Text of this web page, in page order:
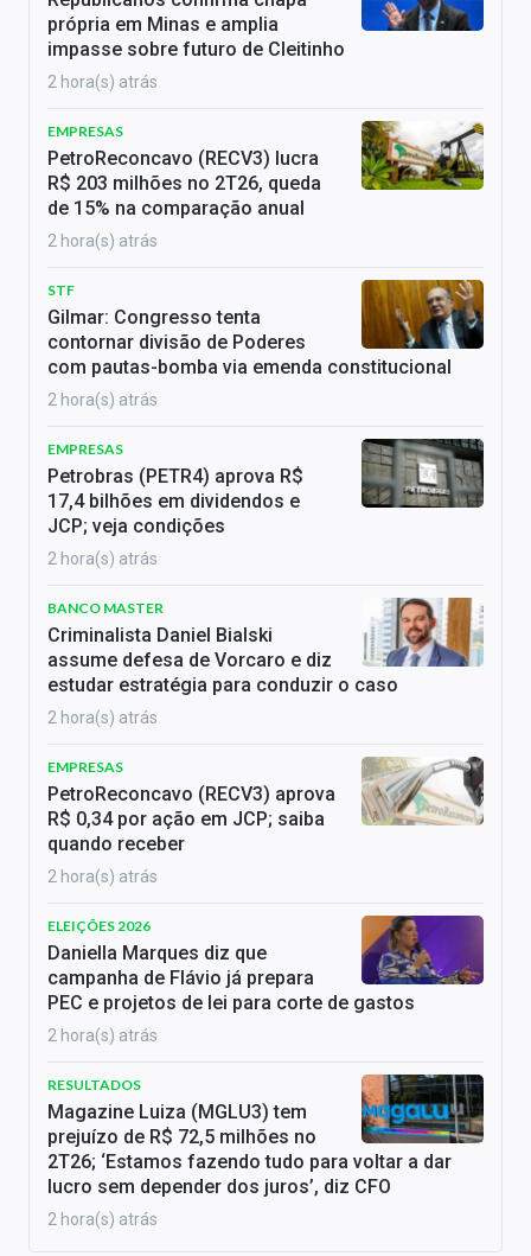
própria em Minas e amplia
impasse sobre futuro de Cleitinho
2 hora(s) atrás
EMPRESAS
PetroReconcavo (RECV3) lucra
R$ 203 milhões no 2T26, queda
de 15% na comparação anual
2 hora(s) atrás
STF
Gilmar: Congresso tenta
contornar divisão de Poderes
com pautas-bomba via emenda constitucional
2 hora(s) atrás
EMPRESAS
Petrobras (PETR4) aprova R$
17,4 bilhões em dividendos e
JCP; veja condições
2 hora(s) atrás
BANCO MASTER
Criminalista Daniel Bialski
assume defesa de Vorcaro e diz
estudar estratégia para conduzir o caso
2 hora(s) atrás
EMPRESAS
PetroReconcavo (RECV3) aprova
R$ 0,34 por ação em JCP; saiba
quando receber
2 hora(s) atrás
ELEIÇÕES 2026
Daniella Marques diz que
campanha de Flávio já prepara
PEC e projetos de lei para corte de gastos
2 hora(s) atrás
RESULTADOS
Magazine Luiza (MGLU3) tem
prejuízo de R$ 72,5 milhões no
2T26; ‘Estamos fazendo tudo para voltar a dar
lucro sem depender dos juros’, diz CFO
2 hora(s) atrás